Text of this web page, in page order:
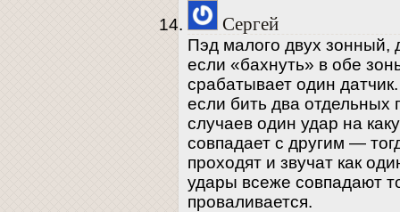
Сергей
Пэд малого двух зонный,
если «бахнуть» в обе
срабатывает один
если бить два отдельных
случаев один удар на
совпадает с другим —
проходят и звучат как
удары всеже совпадают
проваливается.